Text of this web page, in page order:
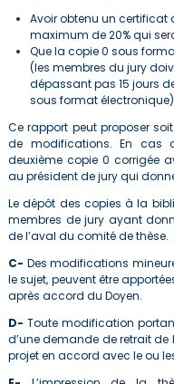
Avoir obtenu un
maximum de 20% qui
Que la copie 0 sous
(les membres du jury
dépassant pas 15 jours
sous format électronique)
Ce rapport peut proposer
de modifications. En cas
deuxième copie 0 corrigée
au président de jury qui
Le dépôt des copies à la
membres de jury ayant
de l’aval du comité de thèse.
C- Des modifications
le sujet, peuvent être
après accord du Doyen.
D- Toute modification
d’une demande de retrait de
projet en accord avec le ou